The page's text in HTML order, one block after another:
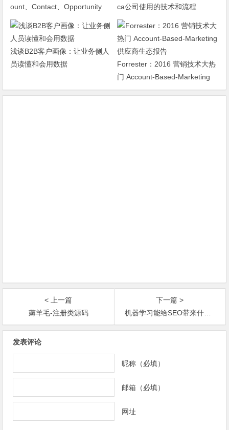
ount、Contact、Opportunity
ca公司使用的技术和流程
浅谈B2B客户画像：让业务侧人
员读懂和会用数据
Forrester：2016 营销技术大热
门 Account-Based-Marketing
供应商生态报告
< 上一篇
薅羊毛-注册类源码
下一篇 >
机器学习能给SEO带来什么？
发表评论
昵称（必填）
邮箱（必填）
网址